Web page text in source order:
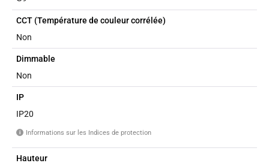
CCT (Température de couleur corrélée)
Non
Dimmable
Non
IP
IP20
i Informations sur les Indices de protection
Hauteur